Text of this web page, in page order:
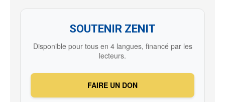
SOUTENIR ZENIT
Disponible pour tous en 4 langues, financé par les
lecteurs.
FAIRE UN DON